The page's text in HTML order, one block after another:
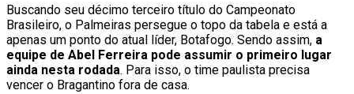
Buscando seu décimo terceiro título do Campeonato
Brasileiro, o Palmeiras persegue o topo da tabela e está a
apenas um ponto do atual líder, Botafogo. Sendo assim, a
equipe de Abel Ferreira pode assumir o primeiro lugar
ainda nesta rodada. Para isso, o time paulista precisa
vencer o Bragantino fora de casa.